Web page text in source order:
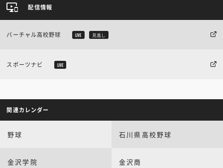
配信情報
バーチャル高校野球 LIVE 見逃し
スポーツナビ LIVE
関連カレンダー
野球 石川県高校野球
金沢学院 金沢商